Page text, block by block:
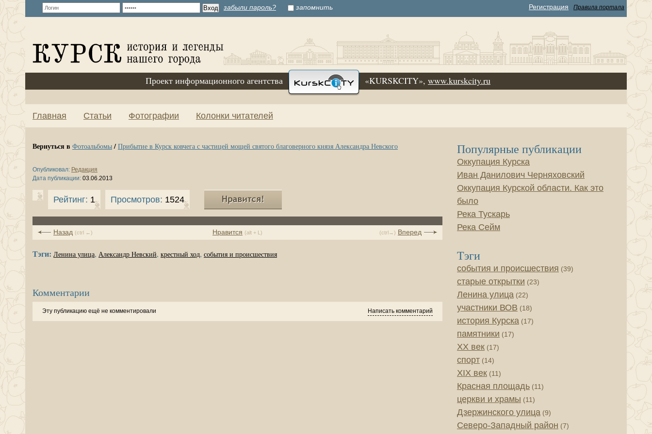
забыли пароль? запомнить Регистрация Правила портала
Проект информационного агентства «KURSKCITY», www.kurskcity.ru
Главная Статьи Фотографии Колонки читателей
Вернуться в Фотоальбомы/ Прибытие в Курск ковчега с частицей мощей святого благоверного князя Александра Невского
Опубликовал: Редакция
Дата публикации: 03.06.2013
Рейтинг: 1 Просмотров: 1524
Нравится (alt + L)
Назад (ctrl ←) (ctrl→) Вперед
Тэги: Ленина улица, Александр Невский, крестный ход, события и происшествия
Комментарии
Эту публикацию ещё не комментировали Написать комментарий
Популярные публикации
Оккупация Курска
Иван Данилович Черняховский
Оккупация Курской области. Как это
было
Река Тускарь
Река Сейм
Тэги
события и происшествия (39)
старые открытки (23)
Ленина улица (22)
участники ВОВ (18)
история Курска (17)
памятники (17)
XX век (17)
спорт (14)
XIX век (11)
Красная площадь (11)
церкви и храмы (11)
Дзержинского улица (9)
Северо-Западный район (7)